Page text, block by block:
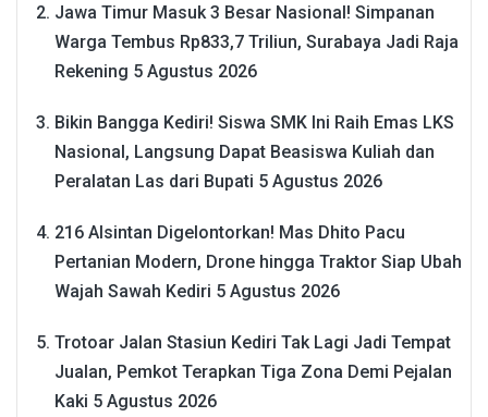
Jawa Timur Masuk 3 Besar Nasional! Simpanan
Warga Tembus Rp833,7 Triliun, Surabaya Jadi Raja
Rekening 5 Agustus 2026
Bikin Bangga Kediri! Siswa SMK Ini Raih Emas LKS
Nasional, Langsung Dapat Beasiswa Kuliah dan
Peralatan Las dari Bupati 5 Agustus 2026
216 Alsintan Digelontorkan! Mas Dhito Pacu
Pertanian Modern, Drone hingga Traktor Siap Ubah
Wajah Sawah Kediri 5 Agustus 2026
Trotoar Jalan Stasiun Kediri Tak Lagi Jadi Tempat
Jualan, Pemkot Terapkan Tiga Zona Demi Pejalan
Kaki 5 Agustus 2026